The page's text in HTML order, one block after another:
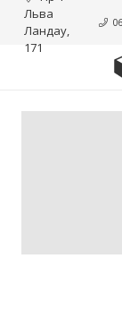
Льва
Ландау,
171